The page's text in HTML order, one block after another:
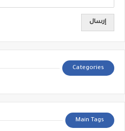
Categories
Main Tags